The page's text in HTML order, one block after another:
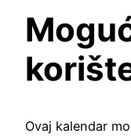
Ovaj kalendar